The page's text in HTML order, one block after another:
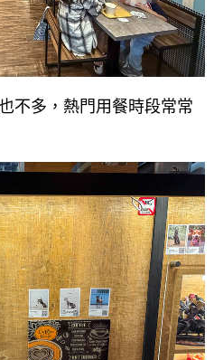
不多，熱門用餐時段常常